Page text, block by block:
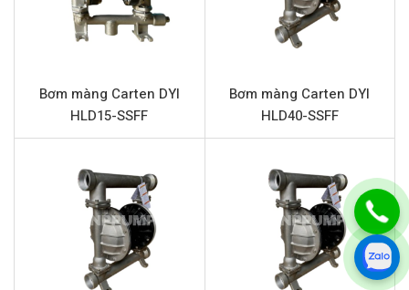
Đặc điểm nổi bật DYI HLD50-PPSP
Bơm màng Carten DYI HLD50-PPSP được chế tạo để
tích hợp nhiều ưu điểm kỹ thuật giúp tối ưu hóa hiệu suất
và độ bền:
Chống ăn mòn vượt trội:Thân bơm bằng nhựa
Polypropylene kết hợp với màng, bi và đế bi
Santoprene cung cấp khả năng kháng hóa chất mạnh
mẽ, lý tưởng cho việc bơm axit, kiềm nhẹ và nhiều
dung môi công nghiệp.
Xử lý chất rắn hiệu quả:
Với khả năng bơm chất rắn
Bơm màng Carten DYI
HLD15-SSFF
Bơm màng Carten DYI
HLD40-SSFF